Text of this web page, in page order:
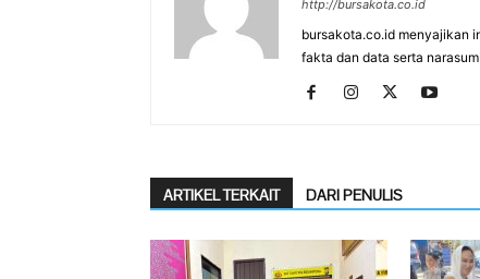
http://bursakota.co.id
bursakota.co.id menyajikan
fakta dan data serta
ARTIKEL TERKAIT DARI PENULIS